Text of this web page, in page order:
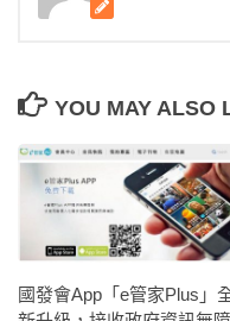
YOU MAY ALSO
國發會App「e管家Plus」